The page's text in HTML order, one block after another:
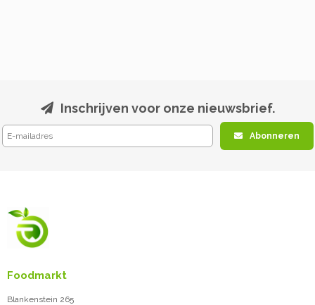
Inschrijven voor onze nieuwsbrief.
Abonneren
Foodmarkt
Blankenstein 265